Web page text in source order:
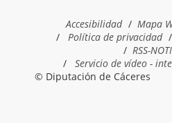
Accesibilidad Mapa
Política de privacidad
RSS-
Servicio de vídeo -
© Diputación de Cáceres